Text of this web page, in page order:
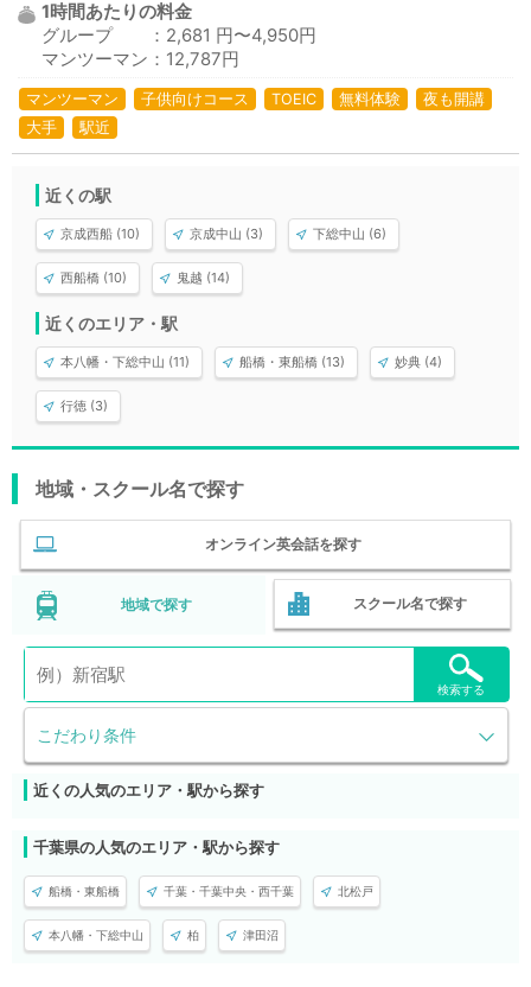
1時間あたりの料金
グループ ：2,681 円〜4,950円
マンツーマン：12,787円
マンツーマン 子供向けコース TOEIC 無料体験
夜も開講
大手
駅近
近くの駅
京成西船 (10) 京成中山 (3) 下総中山 (6)
西船橋 (10) 鬼越 (14)
近くのエリア・駅
本八幡・下総中山 (11) 船橋・東船橋 (13) 妙典 (4)
行徳 (3)
地域・スクール名で探す
オンライン英会話を探す
地域で探す スクール名で探す
こだわり条件
検索する
近くの人気のエリア・駅から探す
千葉県の人気のエリア・駅から探す
船橋・東船橋 千葉・千葉中央・西千葉 北松戸
本八幡・下総中山 柏 津田沼